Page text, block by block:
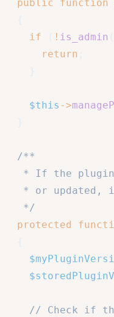
public function
if
! is_admin
return
$this ->
/**
* If the
* or updated,
   */
protected
// Check if